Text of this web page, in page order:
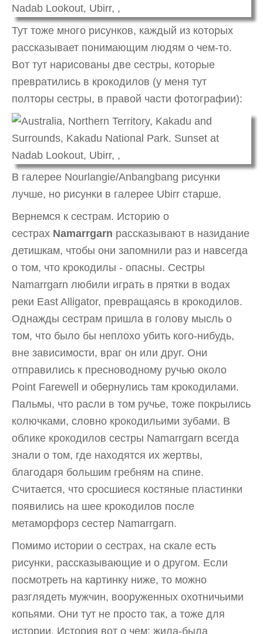
Тут тоже много рисунков, каждый из которых
рассказывает понимающим людям о чем-то.
Вот тут нарисованы две сестры, которые
превратились в крокодилов (у меня тут
полторы сестры, в правой части фотографии):
В галерее Nourlangie/Anbangbang рисунки
лучше, но рисунки в галерее Ubirr старше.
Вернемся к сестрам. Историю о
сестрах Namarrgarn рассказывают в назидание
детишкам, чтобы они запомнили раз и навсегда
о том, что крокодилы - опасны. Сестры
Namarrgarn любили играть в прятки в водах
реки East Alligator, превращаясь в крокодилов.
Однажды сестрам пришла в голову мысль о
том, что было бы неплохо убить кого-нибудь,
вне зависимости, враг он или друг. Они
отправились к пресноводному ручью около
Point Farewell и обернулись там крокодилами.
Пальмы, что расли в том ручье, тоже покрылись
колючками, словно крокодильими зубами. В
облике крокодилов сестры Namarrgarn всегда
знали о том, где находятся их жертвы,
благодаря большим гребням на спине.
Считается, что сросшиеся костяные пластинки
появились на шее крокодилов после
метаморфорз сестер Namarrgarn.
Помимо истории о сестрах, на скале есть
рисунки, рассказывающие и о другом. Если
посмотреть на картинку ниже, то можно
разглядеть мужчин, вооруженных охотничьими
копьями. Они тут не просто так, а тоже для
истории. История вот о чем: жила-была